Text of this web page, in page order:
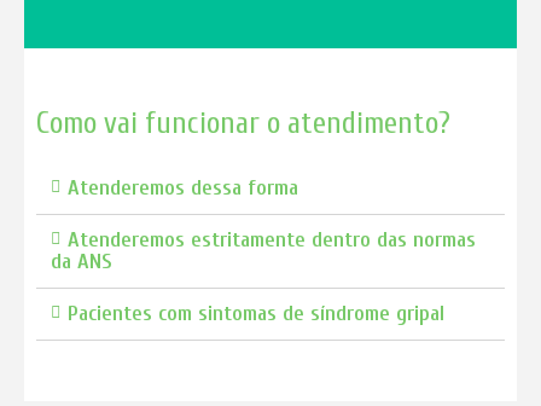
Como vai funcionar o atendimento?
Atenderemos dessa forma
Atenderemos estritamente dentro das normas
da ANS
Pacientes com sintomas de síndrome gripal